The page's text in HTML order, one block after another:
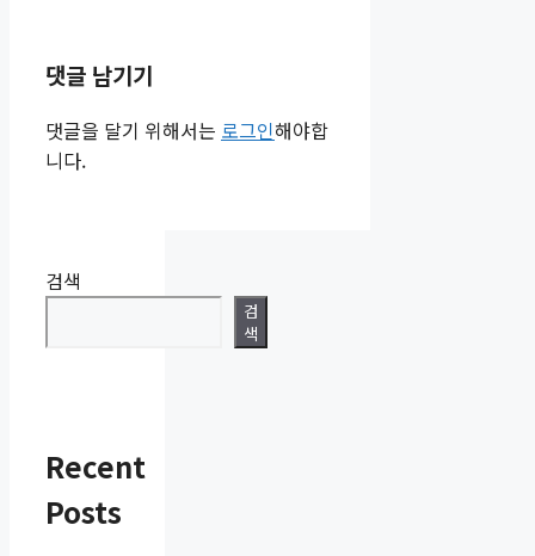
댓글 남기기
댓글을 달기 위해서는 로그인해야합
니다.
검색
검
색
Recent
Posts